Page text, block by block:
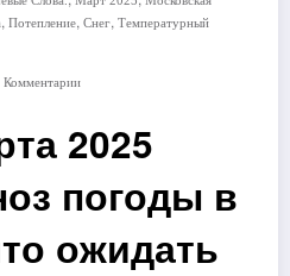
, Потепление, Снег, Температурный
Комментарии
2025
погоды в
ожидать